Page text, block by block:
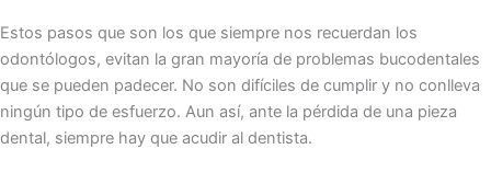
Estos pasos que son los que siempre nos recuerdan los
odontólogos, evitan la gran mayoría de problemas bucodentales
que se pueden padecer. No son difíciles de cumplir y no conlleva
ningún tipo de esfuerzo. Aun así, ante la pérdida de una pieza
dental, siempre hay que acudir al dentista.